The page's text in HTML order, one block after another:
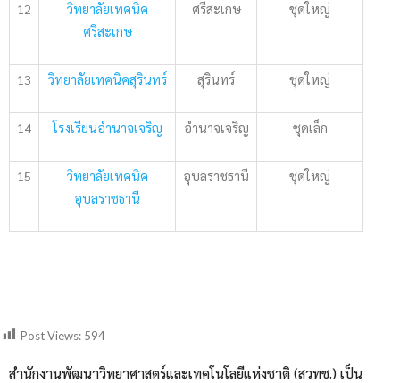
12
วิทยาลัยเทคนิค
ศรีสะเกษ
ศรีสะเกษ ชุดใหญ่
13 วิทยาลัยเทคนิคสุรินทร์ สุรินทร์ ชุดใหญ่
14 โรงเรียนอำนาจเจริญ อำนาจเจริญ ชุดเล็ก
15
วิทยาลัยเทคนิค
อุบลราชธานี
อุบลราชธานี ชุดใหญ่
Post Views: 594
สำนักงานพัฒนาวิทยาศาสตร์และเทคโนโลยีแห่งชาติ (สวทช.) เป็น